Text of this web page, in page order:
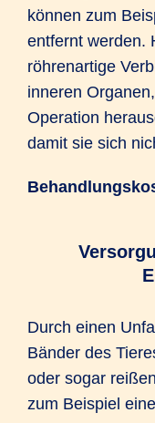
können zum
entfernt werden.
röhrenartige
inneren
Operation
damit sie sich
Durch einen
Bänder des
oder sogar
zum Beispiel